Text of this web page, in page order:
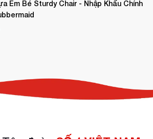
Em Bé Sturdy Chair - Nhập Khẩu Chính